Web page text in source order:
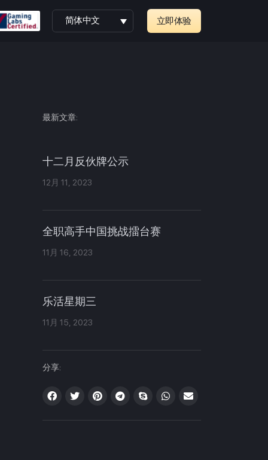
简体中文 立即体验
最新文章:
十二月反伙牌公示
12月 11, 2023
全职高手中国挑战擂台赛
11月 16, 2023
乐活星期三
11月 15, 2023
分享: